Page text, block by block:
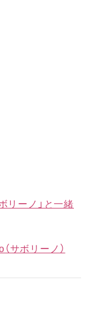
リーノ」と一緒
サボリーノ）